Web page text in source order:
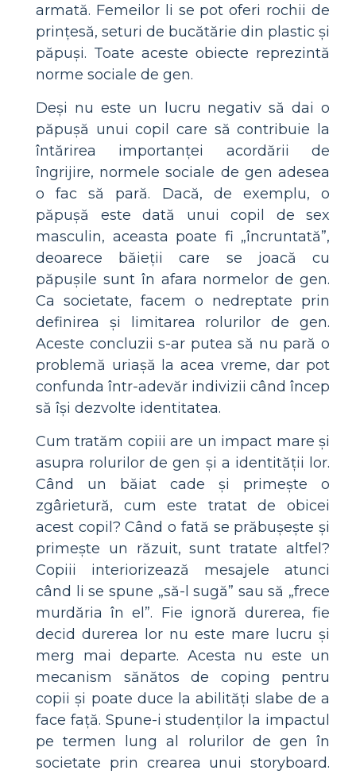
armată. Femeilor li se pot oferi rochii de
prințesă, seturi de bucătărie din plastic și
păpuși. Toate aceste obiecte reprezintă
norme sociale de gen.
Deși nu este un lucru negativ să dai o
păpușă unui copil care să contribuie la
întărirea importanței acordării de
îngrijire, normele sociale de gen adesea
o fac să pară. Dacă, de exemplu, o
păpușă este dată unui copil de sex
masculin, aceasta poate fi „încruntată”,
deoarece băieții care se joacă cu
păpușile sunt în afara normelor de gen.
Ca societate, facem o nedreptate prin
definirea și limitarea rolurilor de gen.
Aceste concluzii s-ar putea să nu pară o
problemă uriașă la acea vreme, dar pot
confunda într-adevăr indivizii când încep
să își dezvolte identitatea.
Cum tratăm copiii are un impact mare și
asupra rolurilor de gen și a identității lor.
Când un băiat cade și primește o
zgârietură, cum este tratat de obicei
acest copil? Când o fată se prăbușește și
primește un răzuit, sunt tratate altfel?
Copiii interiorizează mesajele atunci
când li se spune „să-l sugă” sau să „frece
murdăria în el”. Fie ignoră durerea, fie
decid durerea lor nu este mare lucru și
merg mai departe. Acesta nu este un
mecanism sănătos de coping pentru
copii și poate duce la abilități slabe de a
face față. Spune-i studenților la impactul
pe termen lung al rolurilor de gen în
societate prin crearea unui storyboard.